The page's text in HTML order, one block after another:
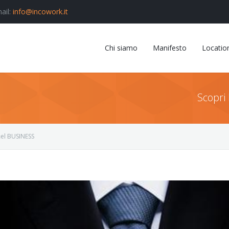
info@incowork.it
Chi siamo Manifesto
BUSINESS